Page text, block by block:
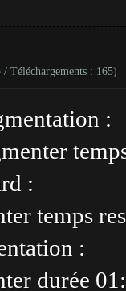
Téléchargements : 165)
:
:
temps
:
durée